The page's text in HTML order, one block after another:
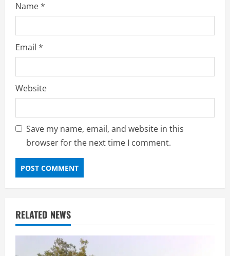
Name*
Email *
Website
Save my name, email, and website in this
browser for the next time I comment.
RELATED NEWS